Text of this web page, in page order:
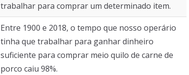
trabalhar para comprar um determinado item.
Entre 1900 e 2018, o tempo que nosso operário
tinha que trabalhar para ganhar dinheiro
suficiente para comprar meio quilo de carne de
porco caiu 98%.